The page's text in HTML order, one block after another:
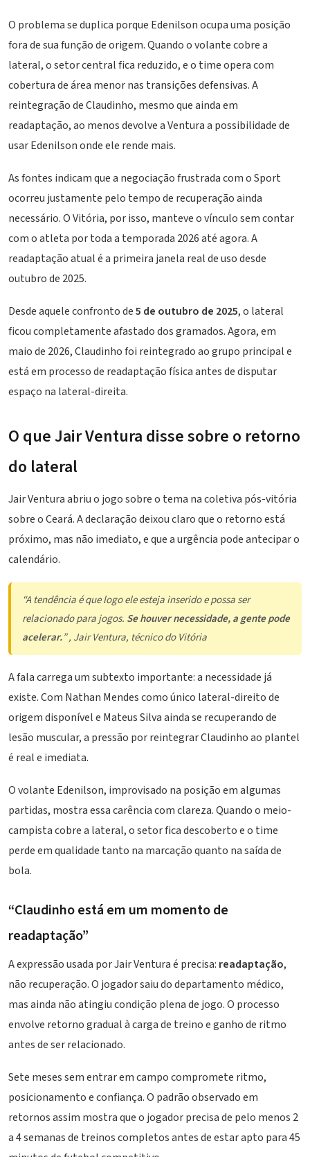
O problema se duplica porque Edenilson ocupa uma posição
fora de sua função de origem. Quando o volante cobre a
lateral, o setor central fica reduzido, e o time opera com
cobertura de área menor nas transições defensivas. A
reintegração de Claudinho, mesmo que ainda em
readaptação, ao menos devolve a Ventura a possibilidade de
usar Edenilson onde ele rende mais.
As fontes indicam que a negociação frustrada com o Sport
ocorreu justamente pelo tempo de recuperação ainda
necessário. O Vitória, por isso, manteve o vínculo sem contar
com o atleta por toda a temporada 2026 até agora. A
readaptação atual é a primeira janela real de uso desde
outubro de 2025.
Desde aquele confronto de5 de outubro de 2025, o lateral
ficou completamente afastado dos gramados. Agora, em
maio de 2026, Claudinho foi reintegrado ao grupo principal e
está em processo de readaptação física antes de disputar
espaço na lateral-direita.
O que Jair Ventura disse sobre o retorno
do lateral
Jair Ventura abriu o jogo sobre o tema na coletiva pós-vitória
sobre o Ceará. A declaração deixou claro que o retorno está
próximo, mas não imediato, e que a urgência pode antecipar o
calendário.
“A tendência é que logo ele esteja inserido e possa ser
relacionado para jogos. Se houver necessidade, a gente pode
acelerar.” , Jair Ventura, técnico do Vitória
A fala carrega um subtexto importante: a necessidade já
existe. Com Nathan Mendes como único lateral-direito de
origem disponível e Mateus Silva ainda se recuperando de
lesão muscular, a pressão por reintegrar Claudinho ao plantel
é real e imediata.
O volante Edenilson, improvisado na posição em algumas
partidas, mostra essa carência com clareza. Quando o meio-
campista cobre a lateral, o setor fica descoberto e o time
perde em qualidade tanto na marcação quanto na saída de
bola.
“Claudinho está em um momento de
readaptação”
A expressão usada por Jair Ventura é precisa: readaptação,
não recuperação. O jogador saiu do departamento médico,
mas ainda não atingiu condição plena de jogo. O processo
envolve retorno gradual à carga de treino e ganho de ritmo
antes de ser relacionado.
Sete meses sem entrar em campo compromete ritmo,
posicionamento e confiança. O padrão observado em
retornos assim mostra que o jogador precisa de pelo menos 2
a 4 semanas de treinos completos antes de estar apto para 45